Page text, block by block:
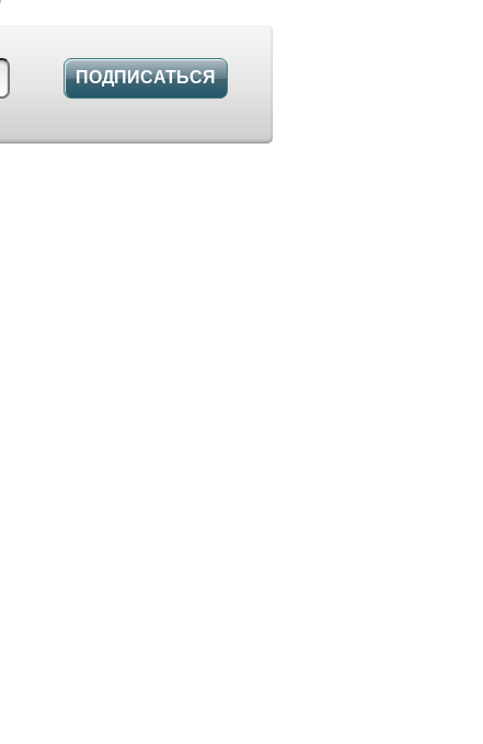
ПОДПИСАТЬСЯ